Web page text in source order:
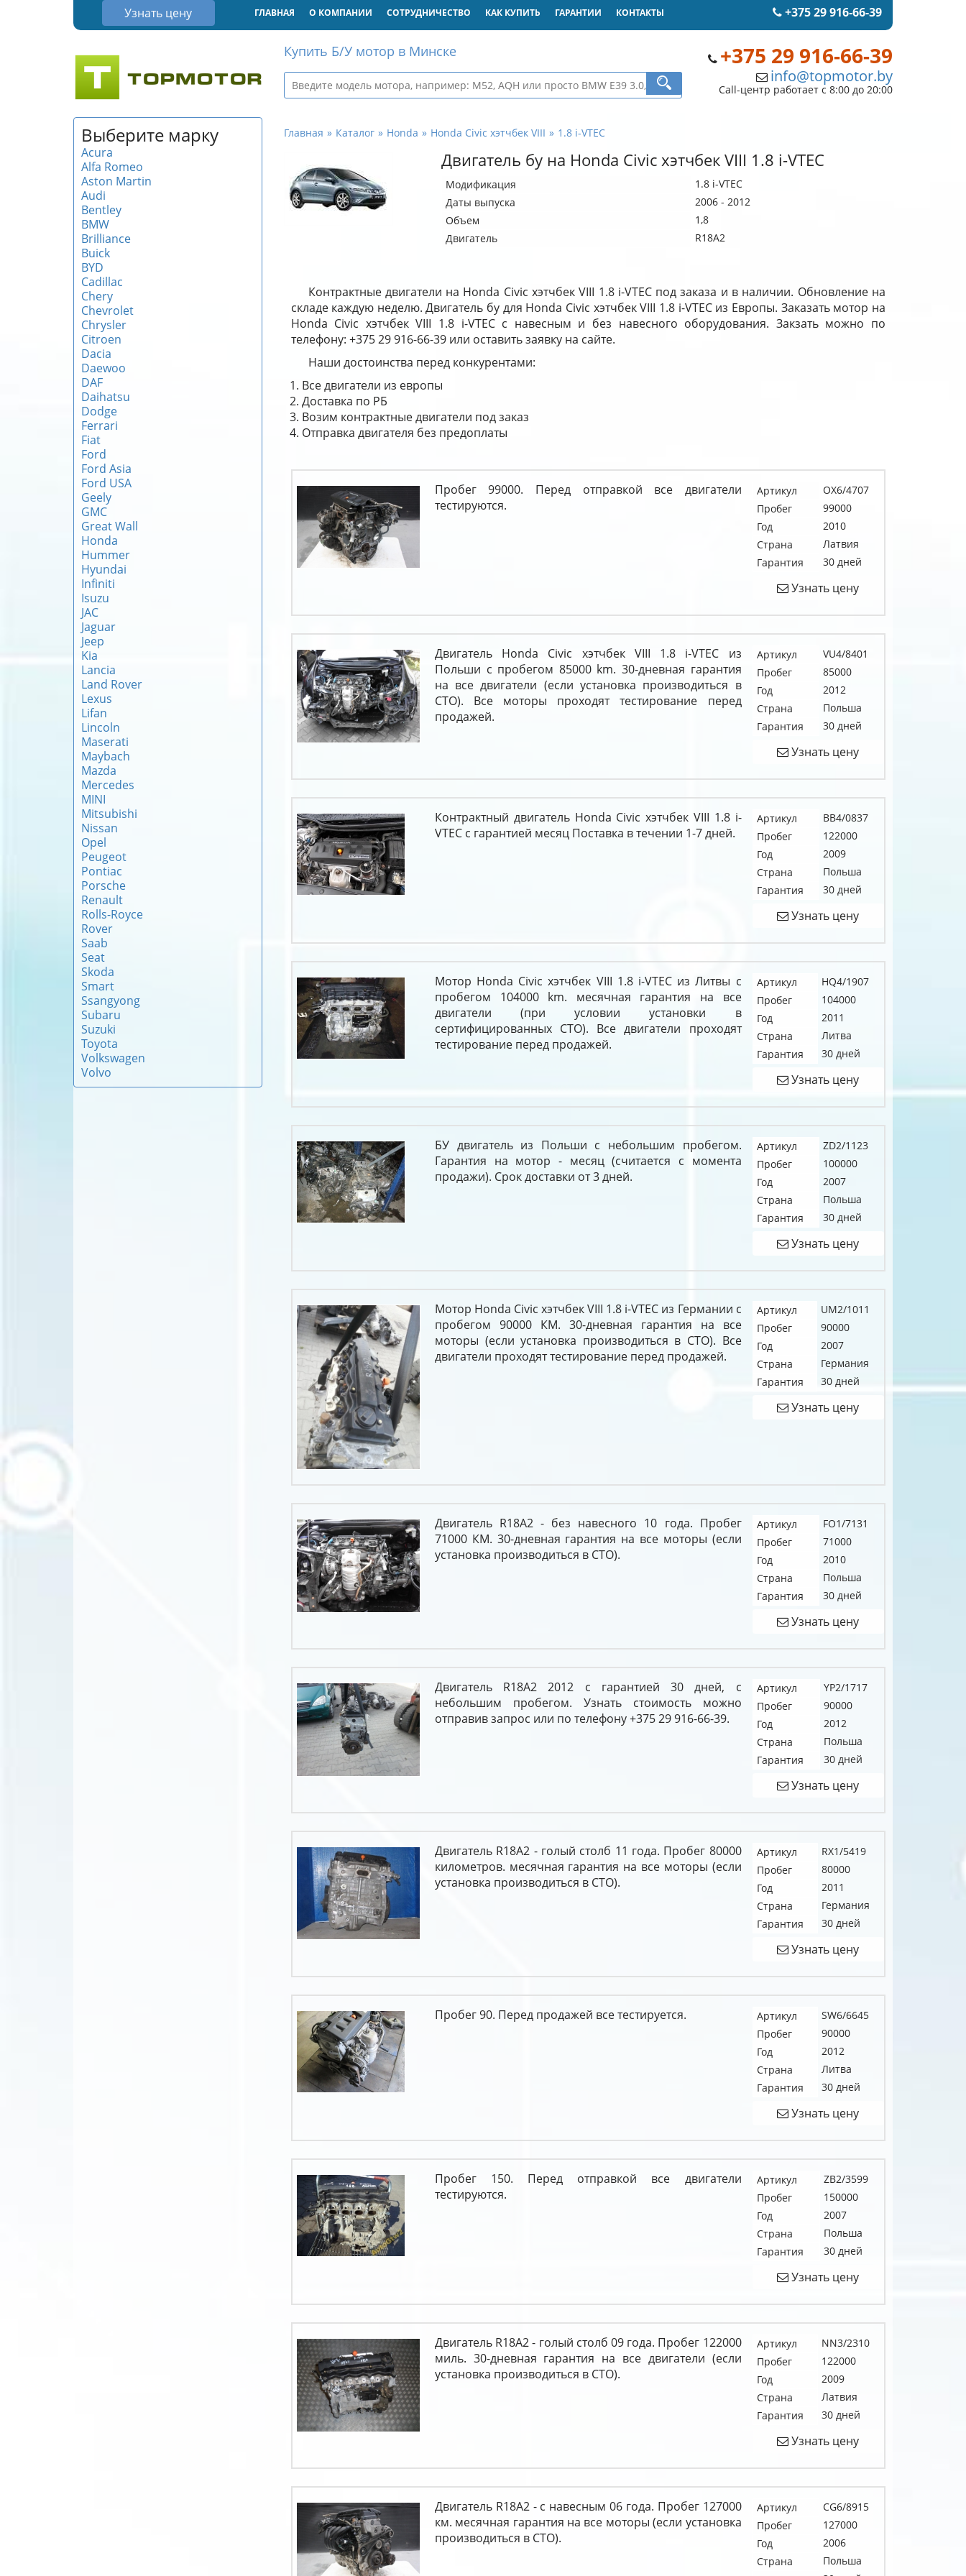
Узнать цену +375 29 916-66-39
ГЛАВНАЯ О КОМПАНИИ СОТРУДНИЧЕСТВО КАК КУПИТЬ ГАРАНТИИ КОНТАКТЫ
+375 29 916-66-39
info@topmotor.by
Call-центр работает с 8:00 до 20:00
Купить Б/У мотор в Минске
Выберите марку
Acura
Alfa Romeo
Aston Martin
Audi
Bentley
BMW
Brilliance
Buick
BYD
Cadillac
Chery
Chevrolet
Chrysler
Citroen
Dacia
Daewoo
DAF
Daihatsu
Dodge
Ferrari
Fiat
Ford
Ford Asia
Ford USA
Geely
GMC
Great Wall
Honda
Hummer
Hyundai
Infiniti
Isuzu
JAC
Jaguar
Jeep
Kia
Lancia
Land Rover
Lexus
Lifan
Lincoln
Maserati
Maybach
Mazda
Mercedes
MINI
Mitsubishi
Nissan
Opel
Peugeot
Pontiac
Porsche
Renault
Rolls-Royce
Rover
Saab
Seat
Skoda
Smart
Ssangyong
Subaru
Suzuki
Toyota
Volkswagen
Volvo
Главная Каталог Honda Honda Civic хэтчбек VIII 1.8 i-VTEC
Двигатель бу на Honda Civic хэтчбек VIII 1.8 i-VTEC
Модификация
1.8 i-VTEC
Даты выпуска
2006 - 2012
Объем
1,8
Двигатель
R18A2
Контрактные двигатели на Honda Civic хэтчбек VIII 1.8 i-VTEC под заказа и в наличии. Обновление на
складе каждую неделю. Двигатель бу для Honda Civic хэтчбек VIII 1.8 i-VTEC из Европы. Заказать мотор на
Honda Civic хэтчбек VIII 1.8 i-VTEC с навесным и без навесного оборудования. Закзать можно по
телефону: +375 29 916-66-39 или оставить заявку на сайте.
Наши достоинства перед конкурентами:
Все двигатели из европы
Доставка по РБ
Возим контрактные двигатели под заказ
Отправка двигателя без предоплаты
Пробег 99000. Перед отправкой все двигатели
тестируются.
Артикул
OX6/4707
Пробег
99000
Год
2010
Страна
Латвия
Гарантия
30 дней
Узнать цену
Двигатель Honda Civic хэтчбек VIII 1.8 i-VTEC из
Польши с пробегом 85000 km. 30-дневная гарантия
на все двигатели (если установка производиться в
СТО). Все моторы проходят тестирование перед
продажей.
Артикул
VU4/8401
Пробег
85000
Год
2012
Страна
Польша
Гарантия
30 дней
Узнать цену
Контрактный двигатель Honda Civic хэтчбек VIII 1.8 i-
VTEC c гарантией месяц Поставка в течении 1-7 дней.
Артикул
BB4/0837
Пробег
122000
Год
2009
Страна
Польша
Гарантия
30 дней
Узнать цену
Мотор Honda Civic хэтчбек VIII 1.8 i-VTEC из Литвы с
пробегом 104000 km. месячная гарантия на все
двигатели (при условии установки в
сертифицированных СТО). Все двигатели проходят
тестирование перед продажей.
Артикул
HQ4/1907
Пробег
104000
Год
2011
Страна
Литва
Гарантия
30 дней
Узнать цену
БУ двигатель из Польши с небольшим пробегом.
Гарантия на мотор - месяц (считается с момента
продажи). Срок доставки от 3 дней.
Артикул
ZD2/1123
Пробег
100000
Год
2007
Страна
Польша
Гарантия
30 дней
Узнать цену
Мотор Honda Civic хэтчбек VIII 1.8 i-VTEC из Германии с
пробегом 90000 КМ. 30-дневная гарантия на все
моторы (если установка производиться в СТО). Все
двигатели проходят тестирование перед продажей.
Артикул
UM2/1011
Пробег
90000
Год
2007
Страна
Германия
Гарантия
30 дней
Узнать цену
Двигатель R18A2 - без навесного 10 года. Пробег
71000 КМ. 30-дневная гарантия на все моторы (если
установка производиться в СТО).
Артикул
FO1/7131
Пробег
71000
Год
2010
Страна
Польша
Гарантия
30 дней
Узнать цену
Двигатель R18A2 2012 с гарантией 30 дней, с
небольшим пробегом. Узнать стоимость можно
отправив запрос или по телефону +375 29 916-66-39.
Артикул
YP2/1717
Пробег
90000
Год
2012
Страна
Польша
Гарантия
30 дней
Узнать цену
Двигатель R18A2 - голый столб 11 года. Пробег 80000
километров. месячная гарантия на все моторы (если
установка производиться в СТО).
Артикул
RX1/5419
Пробег
80000
Год
2011
Страна
Германия
Гарантия
30 дней
Узнать цену
Пробег 90. Перед продажей все тестируется. Артикул
SW6/6645
Пробег
90000
Год
2012
Страна
Литва
Гарантия
30 дней
Узнать цену
Пробег 150. Перед отправкой все двигатели
тестируются.
Артикул
ZB2/3599
Пробег
150000
Год
2007
Страна
Польша
Гарантия
30 дней
Узнать цену
Двигатель R18A2 - голый столб 09 года. Пробег 122000
миль. 30-дневная гарантия на все двигатели (если
установка производиться в СТО).
Артикул
NN3/2310
Пробег
122000
Год
2009
Страна
Латвия
Гарантия
30 дней
Узнать цену
Двигатель R18A2 - с навесным 06 года. Пробег 127000
км. месячная гарантия на все моторы (если установка
производиться в СТО).
Артикул
CG6/8915
Пробег
127000
Год
2006
Страна
Польша